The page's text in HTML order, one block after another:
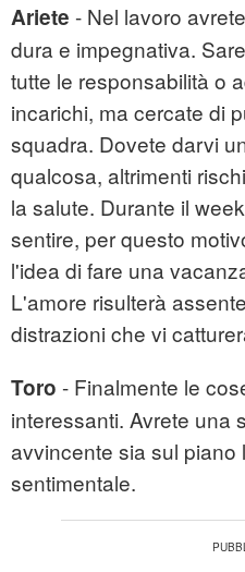
Ariete - Nel lavoro
dura e impegnativa.
tutte le responsabilità o
incarichi, ma cercate di
squadra. Dovete darvi
qualcosa, altrimenti
la salute. Durante il
sentire, per questo
l'idea di fare una
L'amore risulterà
distrazioni che vi
Toro - Finalmente le
interessanti. Avrete una
avvincente sia sul piano
sentimentale.